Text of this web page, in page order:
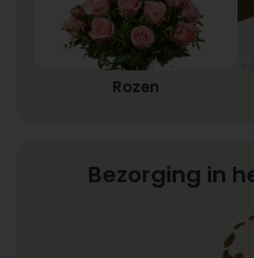
Rozen
Bezorging in